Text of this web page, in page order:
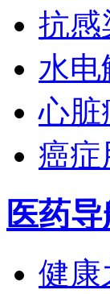
抗感
水电
心脏
癌症
医药
健康